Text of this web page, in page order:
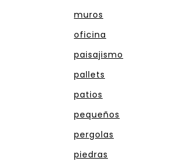
muros
oficina
paisajismo
pallets
patios
pequeños
pergolas
piedras